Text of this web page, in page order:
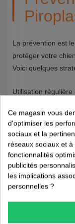
La prévention est
protéger votre
Voici quelques
Utilisation
Inspection
détecter et enlever
Éviter les zones à
périodes d'activité
FAQ
Ce magasin vous
d'optimiser les
sociaux et la
réseaux sociaux et
fonctionnalités
publicités
les implications
personnelles ?